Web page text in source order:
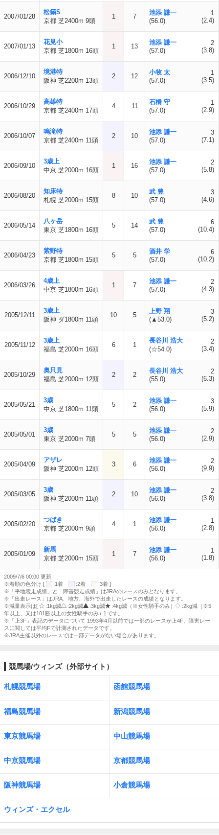
2007/01/28
松籟S
京都 芝2400m 9頭
1 7
池添 謙一
(56.0)
1
(2.4)
2007/01/13
花見小
京都 芝1800m 16頭
1 13
池添 謙一
(57.0)
2
(3.8)
2006/12/10
境港特
阪神 芝2200m 13頭
2 12
小牧 太
(57.0)
1
(3.5)
2006/10/29
高雄特
京都 芝2400m 17頭
4 11
石橋 守
(57.0)
1
(2.9)
2006/10/07
鳴滝特
京都 芝2400m 11頭
2 10
池添 謙一
(57.0)
3
(7.1)
2006/09/10
3歳上
中京 芝2000m 16頭
1 16
池添 謙一
(57.0)
2
(5.8)
2006/08/20
知床特
札幌 芝2000m 15頭
8 10
武 豊
(57.0)
3
(4.6)
2006/05/14
八ヶ岳
東京 芝1800m 16頭
5 14
武 豊
(57.0)
6
(10.4)
2006/04/23
紫野特
京都 芝1800m 15頭
5 5
酒井 学
(57.0)
6
(10.2)
2006/03/26
4歳上
中京 芝1800m 16頭
1 7
池添 謙一
(57.0)
2
(4.3)
2005/12/11
3歳上
阪神 ダ1800m 11頭
10 5
上野 翔
(▲53.0)
3
(5.2)
2005/11/12
3歳上
福島 芝2000m 16頭
6 1
長谷川 浩大
(☆54.0)
2
(3.4)
2005/10/29
奥只見
福島 芝2000m 12頭
2 2
長谷川 浩大
(55.0)
2
(6.3)
2005/05/21
3歳
中京 芝1800m 11頭
5 2
池添 謙一
(56.0)
3
(5.9)
2005/05/01
3歳
東京 芝2000m 7頭
5 5
池添 謙一
(56.0)
2
(2.9)
2005/04/09
アザレ
阪神 芝2000m 12頭
3 6
池添 謙一
(56.0)
2
(9.9)
2005/03/05
3歳
阪神 芝2000m 11頭
2 10
池添 謙一
(56.0)
2
(3.8)
2005/02/20
つばき
京都 芝2000m 9頭
4 1
池添 謙一
(56.0)
1
(2.8)
2005/01/09
新馬
京都 芝2000m 15頭
1 7
池添 謙一
(56.0)
1
(1.8)
2009/7/6 00:00 更新
※着順の色分け [
:1着 :2着
:3着 ]
※「平地競走成績」と「障害競走成績」はJRAのレースのみとなります。
※「出走レース」はJRA、地方、海外で出走したレースの成績となります。
※減量表示は[
:1kg減 :2kg減 :3kg減 :4kg減（※女性騎手のみ）
:2kg減（※5
年以上、又は101勝以上の女性騎手のみ）] です。
※「上3F」表記のデータについて 1993年4月以前では一部のレースが上4F、障害レー
スに関しては平均Fで計測されたデータです。
※JRA主催以外のレースでは一部データがない場合があります。
競馬場/ウィンズ（外部サイト）
札幌競馬場 函館競馬場
福島競馬場 新潟競馬場
東京競馬場 中山競馬場
中京競馬場 京都競馬場
阪神競馬場 小倉競馬場
ウィンズ・エクセル